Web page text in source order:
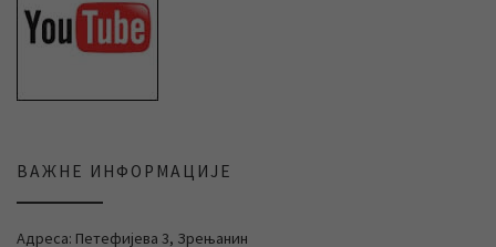
ВАЖНЕ ИНФОРМАЦИЈЕ
Адреса: Петефијева 3, Зрењанин